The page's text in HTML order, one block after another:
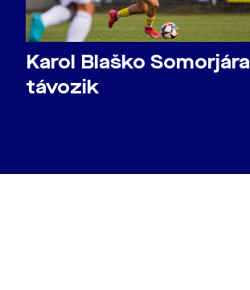
Karol Blaško Somorjára
távozik